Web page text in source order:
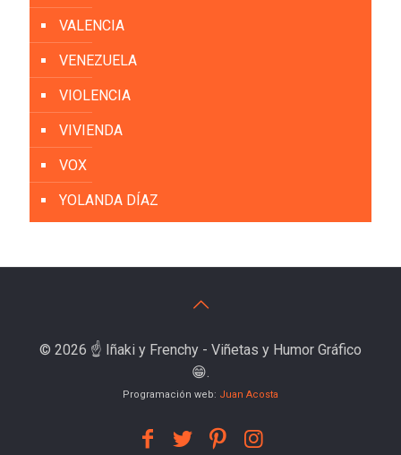
VALENCIA
VENEZUELA
VIOLENCIA
VIVIENDA
VOX
YOLANDA DÍAZ
© 2026 ☝️ Iñaki y Frenchy - Viñetas y Humor Gráfico
😁.
Programación web: Juan Acosta